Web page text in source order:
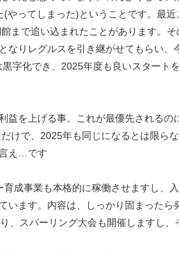
ってしまった)ということです。最
まで追い込まれたことがあります。
りレグルスを引き継がせてもらい
字化でき、2025年度も良いスタート
を上げる事。これが最優先される
けで、2025年も同じになるとは限
え…です
成事業も本格的に稼働させますし、
ます。内容は、しっかり固まった
スパーリング大会も開催しますし